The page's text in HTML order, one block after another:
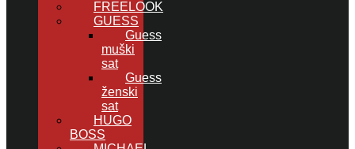
FREELOOK
GUESS
Guess
muški
sat
Guess
ženski
sat
HUGO
BOSS